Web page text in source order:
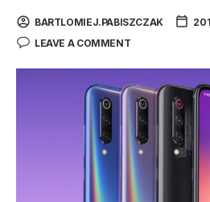
BARTLOMIEJ.PABISZCZAK
LEAVE A COMMENT